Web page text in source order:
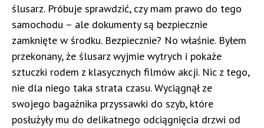
ślusarz. Próbuje sprawdzić, czy mam prawo do tego
samochodu – ale dokumenty są bezpiecznie
zamknięte w środku. Bezpiecznie? No właśnie. Byłem
przekonany, że ślusarz wyjmie wytrych i pokaże
sztuczki rodem z klasycznych filmów akcji. Nic z tego,
nie dla niego taka strata czasu. Wyciągnął ze
swojego bagażnika przyssawki do szyb, które
posłużyły mu do delikatnego odciągnięcia drzwi od